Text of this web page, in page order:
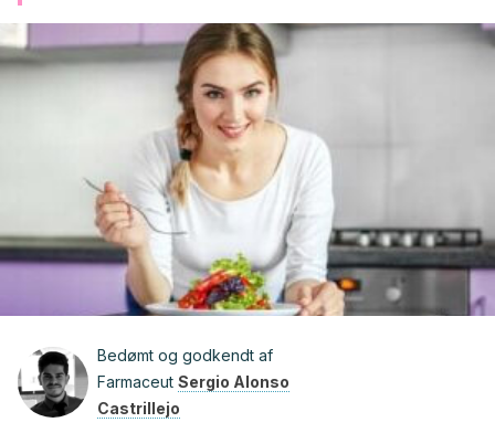
Bedømt og godkendt af
Farmaceut Sergio Alonso
Castrillejo